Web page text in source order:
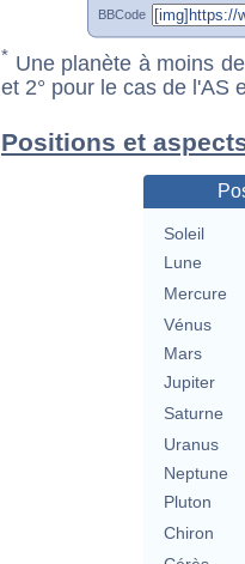
BBCode
* Une planète à moins
et 2° pour le cas de l'AS
Positions et
Soleil
Lune
Mercure
Vénus
Mars
Jupiter
Saturne
Uranus
Neptune
Pluton
Chiron